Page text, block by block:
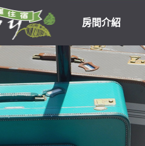
房間介紹
高雄民宿住宿
優惠